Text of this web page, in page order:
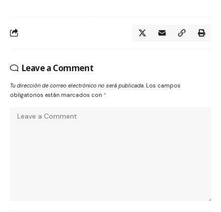
Leave a Comment
Tu dirección de correo electrónico no será publicada. Los campos
obligatorios están marcados con *